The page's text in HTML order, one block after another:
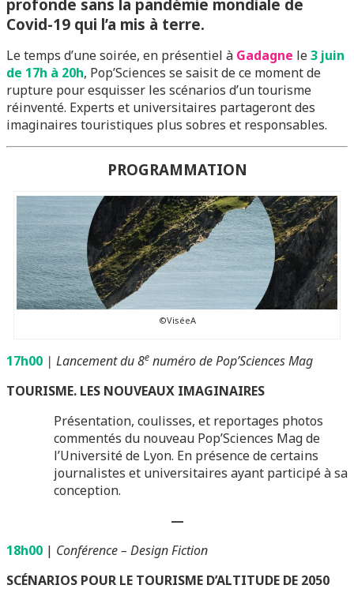
profonde sans la pandémie mondiale de
Covid-19 qui l’a mis à terre.
Le temps d’une soirée, en présentiel à Gadagne le3 juin
de 17h à 20h, Pop’Sciences se saisit de ce moment de
rupture pour esquisser les scénarios d’un tourisme
réinventé. Experts et universitaires partageront des
imaginaires touristiques plus sobres et responsables.
PROGRAMMATION
©ViséeA
17h00 | Lancement du 8e numéro de Pop’Sciences Mag
TOURISME. LES NOUVEAUX IMAGINAIRES
Présentation, coulisses, et reportages photos
commentés du nouveau Pop’Sciences Mag de
l’Université de Lyon. En présence de certains
journalistes et universitaires ayant participé à sa
conception.
—
18h00 | Conférence – Design Fiction
SCÉNARIOS POUR LE TOURISME D’ALTITUDE DE 2050